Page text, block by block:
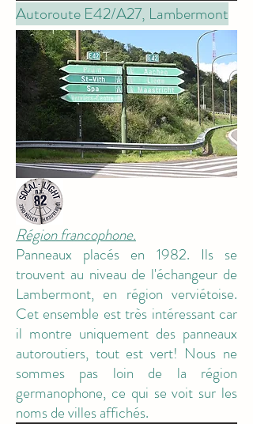
Autoroute E42/A27, Lambermont
M2
Région francophone.
Panneaux placés en 1982. Ils se
trouvent au niveau de l'échangeur de
Lambermont, en région verviétoise.
Cet ensemble est très intéressant car
il montre uniquement des panneaux
autoroutiers, tout est vert! Nous ne
sommes pas loin de la région
germanophone, ce qui se voit sur les
noms de villes affichés.